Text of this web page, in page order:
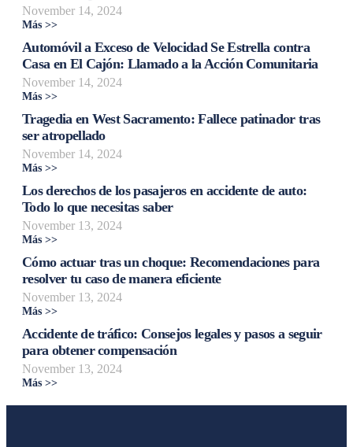
November 14, 2024
Más >>
Automóvil a Exceso de Velocidad Se Estrella contra
Casa en El Cajón: Llamado a la Acción Comunitaria
November 14, 2024
Más >>
Tragedia en West Sacramento: Fallece patinador tras
ser atropellado
November 14, 2024
Más >>
Los derechos de los pasajeros en accidente de auto:
Todo lo que necesitas saber
November 13, 2024
Más >>
Cómo actuar tras un choque: Recomendaciones para
resolver tu caso de manera eficiente
November 13, 2024
Más >>
Accidente de tráfico: Consejos legales y pasos a seguir
para obtener compensación
November 13, 2024
Más >>